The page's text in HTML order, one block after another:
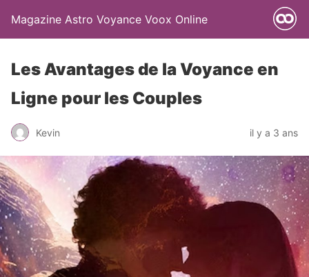
Magazine Astro Voyance Voox Online
Les Avantages de la Voyance en
Ligne pour les Couples
Kevin il y a 3 ans